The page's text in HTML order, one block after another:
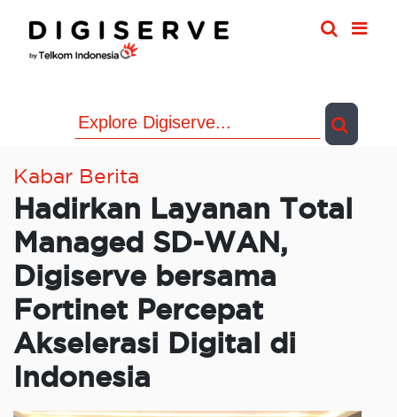
content
Kabar Berita
Hadirkan Layanan Total
Managed SD-WAN,
Digiserve bersama
Fortinet Percepat
Akselerasi Digital di
Indonesia